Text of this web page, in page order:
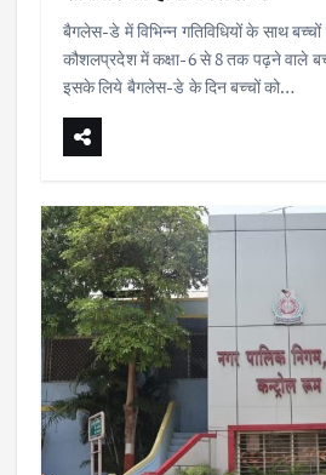
बैगलेस-डे में विभिन्न गतिविधियों के साथ बच्चों
कौशलप्रदेश में कक्षा-6 से 8 तक पढ़ने वाले
इसके लिये बैगलेस-डे के दिन बच्चों को…